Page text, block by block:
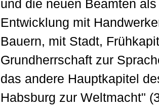
und die neuen Beamten
Entwicklung mit
Bauern, mit Stadt,
Grundherrschaft zur
das andere Hauptkapitel
Habsburg zur Weltmacht"